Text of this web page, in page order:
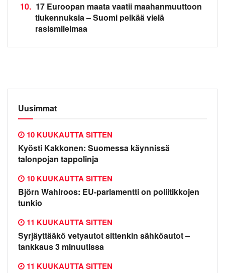
10. 17 Euroopan maata vaatii maahanmuuttoon
tiukennuksia – Suomi pelkää vielä
rasismileimaa
Uusimmat
Kyösti Kakkonen: Suomessa käynnissä
talonpojan tappolinja
10 KUUKAUTTA SITTEN
Björn Wahlroos: EU-parlamentti on poliitikkojen
tunkio
10 KUUKAUTTA SITTEN
Syrjäyttääkö vetyautot sittenkin sähköautot –
tankkaus 3 minuutissa
11 KUUKAUTTA SITTEN
11 KUUKAUTTA SITTEN